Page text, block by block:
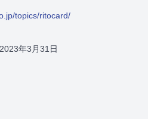
topics/ritocard/
2023年3月31日